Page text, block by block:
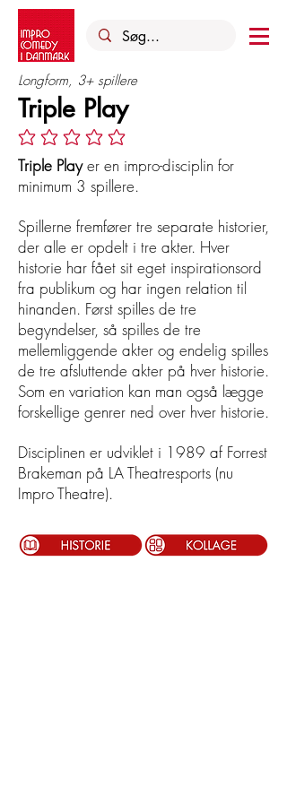
Longform, 3+ spillere
Triple Play
Ingen bedømmelser endnu
Triple Player en impro-disciplin for
minimum 3 spillere.
Spillerne fremfører tre separate historier,
der alle er opdelt i tre akter. Hver
historie har fået sit eget inspirationsord
fra publikum og har ingen relation til
hinanden. Først spilles de tre
begyndelser, så spilles de tre
mellemliggende akter og endelig spilles
de tre afsluttende akter på hver historie.
Som en variation kan man også lægge
forskellige genrer ned over hver historie.
Disciplinen er udviklet i 1989 af Forrest
Brakeman på LA Theatresports (nu
Impro Theatre).